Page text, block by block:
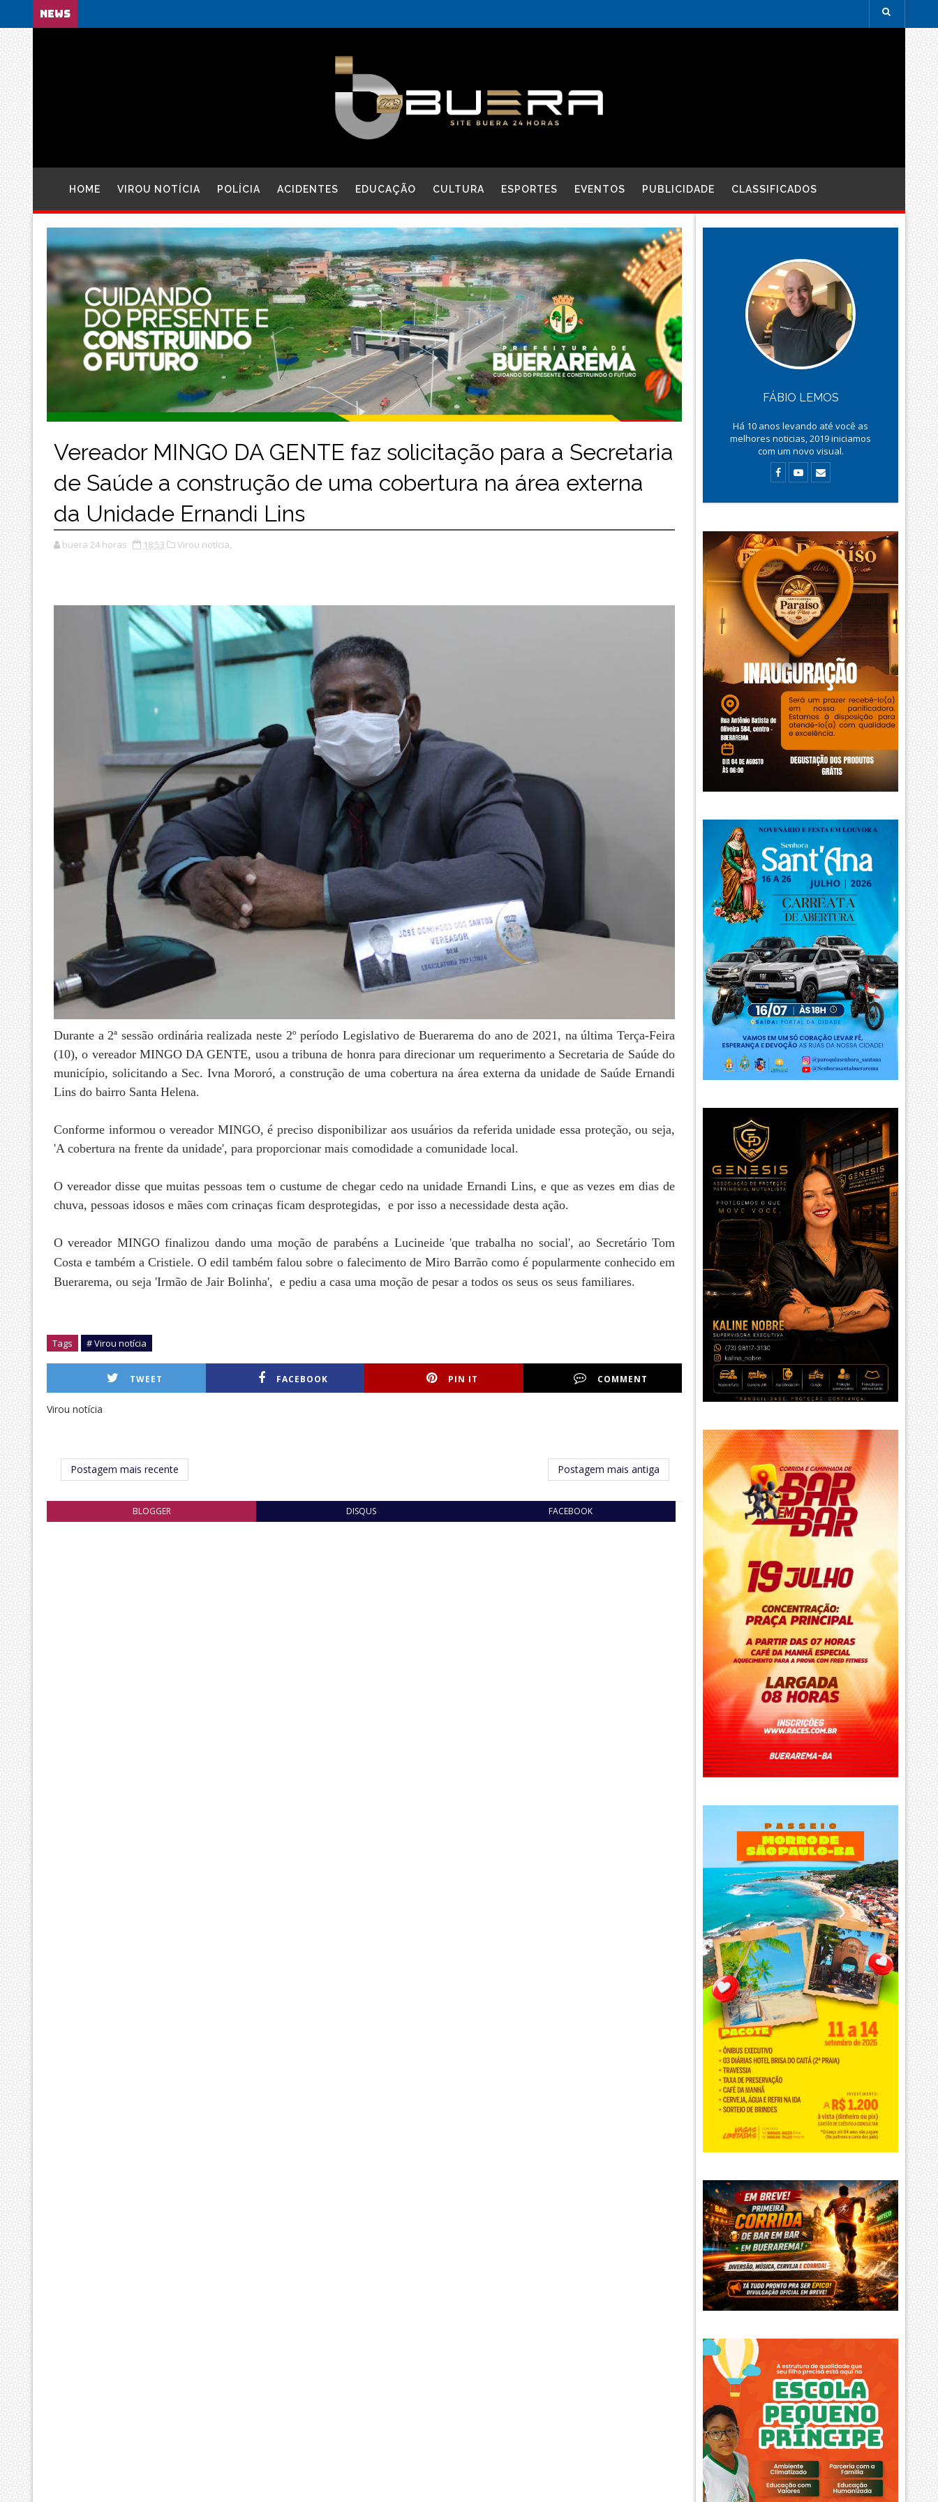
NEWS
HOME VIROU NOTÍCIA POLÍCIA ACIDENTES EDUCAÇÃO CULTURA ESPORTES EVENTOS PUBLICIDADE CLASSIFICADOS
Vereador MINGO DA GENTE faz solicitação para a Secretaria
de Saúde a construção de uma cobertura na área externa
da Unidade Ernandi Lins
buera 24 horas 18:53 Virou notícia,
Durante a 2ª sessão ordinária realizada neste 2º período Legislativo de Buerarema do ano de 2021, na última Terça-Feira
(10), o vereador MINGO DA GENTE, usou a tribuna de honra para direcionar um requerimento a Secretaria de Saúde do
município, solicitando a Sec. Ivna Mororó, a construção de uma cobertura na área externa da unidade de Saúde Ernandi
Lins do bairro Santa Helena.
Conforme informou o vereador MINGO, é preciso disponibilizar aos usuários da referida unidade essa proteção, ou seja,
'A cobertura na frente da unidade', para proporcionar mais comodidade a comunidade local.
O vereador disse que muitas pessoas tem o custume de chegar cedo na unidade Ernandi Lins, e que as vezes em dias de
chuva, pessoas idosos e mães com crinaças ficam desprotegidas, e por isso a necessidade desta ação.
O vereador MINGO finalizou dando uma moção de parabéns a Lucineide 'que trabalha no social', ao Secretário Tom
Costa e também a Cristiele. O edil também falou sobre o falecimento de Miro Barrão como é popularmente conhecido em
Buerarema, ou seja 'Irmão de Jair Bolinha', e pediu a casa uma moção de pesar a todos os seus os seus familiares.
Tags # Virou notícia
TWEET FACEBOOK PIN IT COMMENT
Virou notícia
Postagem mais recente Postagem mais antiga
BLOGGER DISQUS FACEBOOK
FÁBIO LEMOS
Há 10 anos levando até você as
melhores noticias, 2019 iniciamos
com um novo visual.